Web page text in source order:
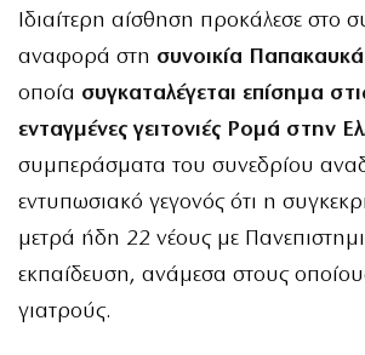
Ιδιαίτερη αίσθηση προκάλεσε στο
αναφορά στη συνοικία
οποία συγκαταλέγεται επίσημα
ενταγμένες γειτονιές Ρομά στην
συμπεράσματα του συνεδρίου
εντυπωσιακό γεγονός ότι η
μετρά ήδη 22 νέους με
εκπαίδευση, ανάμεσα στους
γιατρούς.